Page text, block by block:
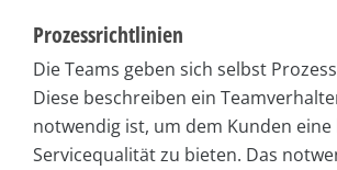
Prozessrichtlinien
Die Teams geben sich selbst
Diese beschreiben ein
notwendig ist, um dem Kunden
Servicequalität zu bieten. Das